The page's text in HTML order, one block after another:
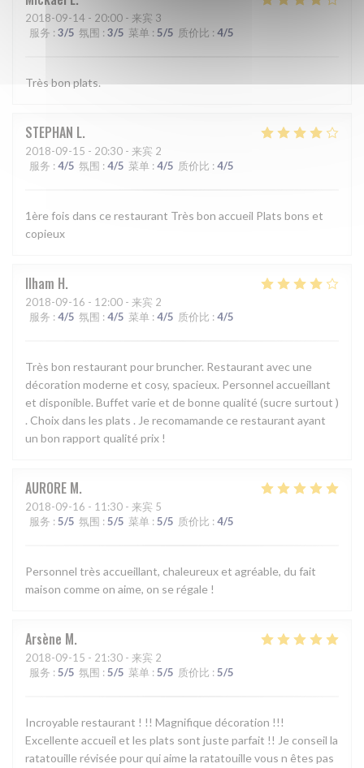
2018-09-14 - 20:00 - 来宾 3
服务 : 3/5 氛围 : 3/5 菜单 : 5/5 质价比 : 4/5
Très bon plats.
STEPHAN L
2018-09-15 - 20:30 - 来宾 2
服务 : 4/5 氛围 : 4/5 菜单 :4/5 质价比 : 4/5
1ère fois dans ce restaurant Très bon accueil Plats bons et
copieux
Ilham H
2018-09-16 - 12:00 - 来宾 2
服务 : 4/5 氛围 : 4/5 菜单 : 4/5 质价比 : 4/5
Très bon restaurant pour bruncher. Restaurant avec une
décoration moderne et cosy, spacieux. Personnel accueillant
et disponible. Buffet varie et de bonne qualité (sucre surtout )
. Choix dans les plats . Je recomamande ce restaurant ayant
un bon rapport qualité prix !
AURORE M
2018-09-16 - 11:30 - 来宾 5
服务 : 5/5 氛围 : 5/5 菜单 : 5/5 质价比 : 4/5
Personnel très accueillant, chaleureux et agréable, du fait
maison comme on aime, on se régale !
Arsène M
2018-09-15 - 21:30 - 来宾 2
服务 : 5/5 氛围 : 5/5 菜单 : 5/5 质价比 : 5/5
Incroyable restaurant ! !! Magnifique décoration !!!
Excellente accueil et les plats sont juste parfait !! Je conseil la
ratatouille révisée pour qui aime la ratatouille vous n êtes pas